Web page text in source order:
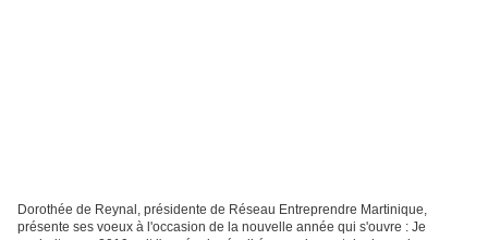
Dorothée de Reynal, présidente de Réseau Entreprendre Martinique,
présente ses voeux à l'occasion de la nouvelle année qui s'ouvre : Je